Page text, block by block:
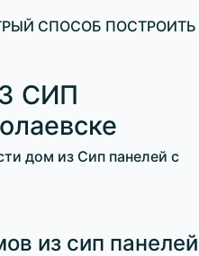
СПОСОБ ПОСТРОИТЬ
СИП
дом из Сип панелей с
из сип панелей